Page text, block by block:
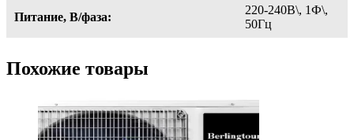
Питание, В/фаза:
220-240В\, 1Ф\,
50Гц
Похожие товары